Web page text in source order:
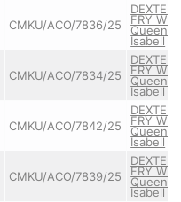
CMKU/ACO/7836/25
DEXTER
FRY
Queen
Isabell
CMKU/ACO/7834/25
DEXTER
FRY
Queen
Isabell
CMKU/ACO/7842/25
DEXTER
FRY
Queen
Isabell
CMKU/ACO/7839/25
DEXTER
FRY
Queen
Isabell